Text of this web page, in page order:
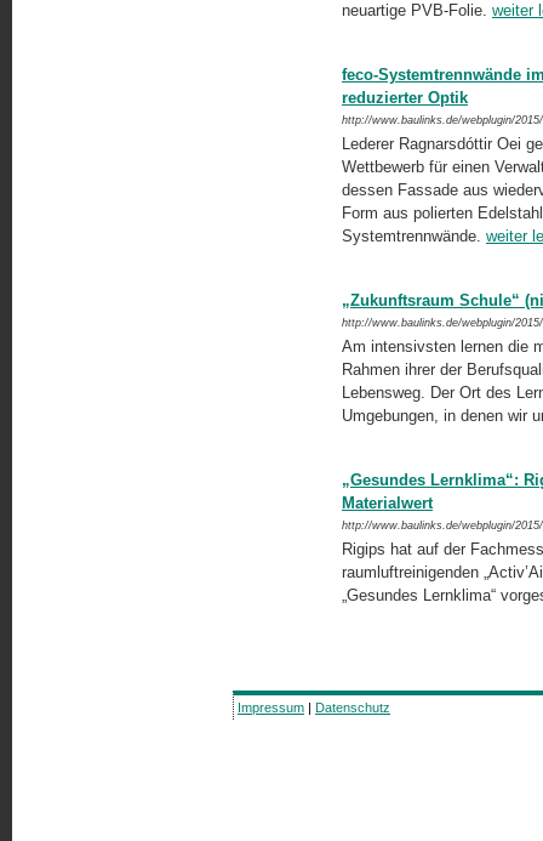
neuartige PVB-Folie. weiter
feco-Systemtrennwände
reduzierter Optik
http://www.baulinks.de/webplugin/
Lederer Ragnarsdóttir Oei
Wettbewerb für einen
dessen Fassade aus
Form aus polierten
Systemtrennwände. weiter
„Zukunftsraum Schule“
http://www.baulinks.de/webplugin/
Am intensivsten lernen die
Rahmen ihrer der
Lebensweg. Der Ort des
Umgebungen, in denen wir
„Gesundes Lernklima“:
Materialwert
http://www.baulinks.de/webplugin/
Rigips hat auf der
raumluftreinigenden
„Gesundes Lernklima“
Impressum | Datenschutz